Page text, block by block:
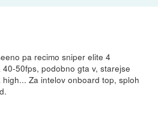
pa recimo sniper elite 4
50fps, podobno gta v, starejse
Za intelov onboard top, sploh